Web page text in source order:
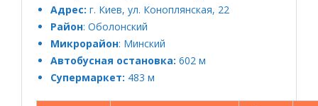
Адрес: г. Киев, ул. Коноплянская, 22
Район: Оболонский
Микрорайон: Минский
Автобусная остановка: 602 м
Супермаркет: 483 м